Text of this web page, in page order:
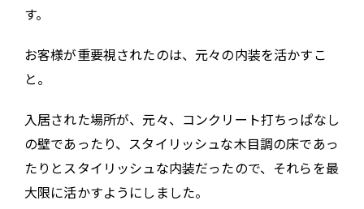
す。
お客様が重要視されたのは、元々の内装を活かすこ
と。
入居された場所が、元々、コンクリート打ちっぱなし
の壁であったり、スタイリッシュな木目調の床であっ
たりとスタイリッシュな内装だったので、それらを最
大限に活かすようにしました。